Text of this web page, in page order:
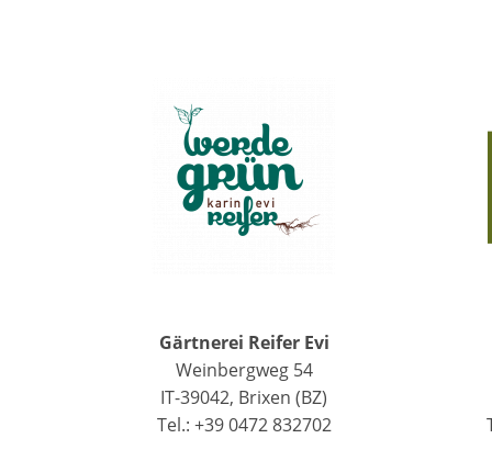
Gärtnerei Reifer Evi
Weinbergweg 54
IT-39042, Brixen (BZ)
Tel.: +39 0472 832702